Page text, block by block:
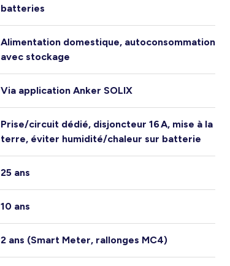
batteries
Alimentation domestique, autoconsommation
avec stockage
Via application Anker SOLIX
Prise/circuit dédié, disjoncteur 16 A, mise à la
terre, éviter humidité/chaleur sur batterie
25 ans
10 ans
2 ans (Smart Meter, rallonges MC4)